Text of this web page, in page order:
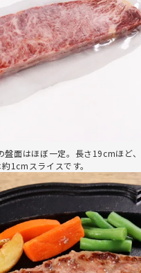
盤面はほぼ一定。長さ19cmほど
1cmスライスです。